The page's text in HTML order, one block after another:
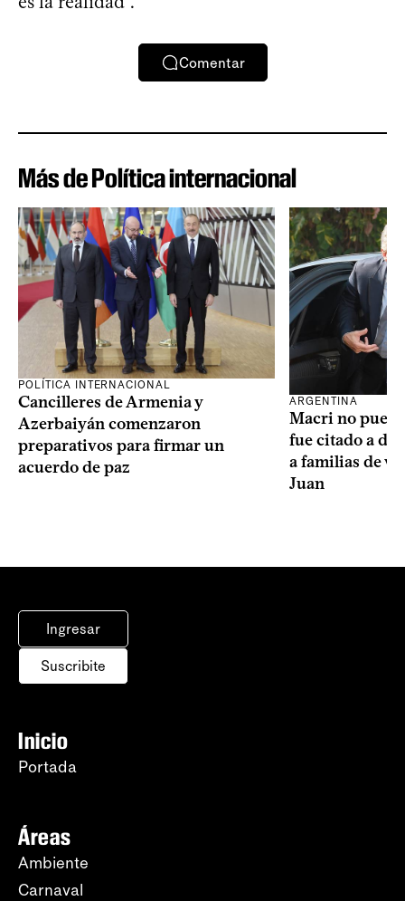
Comentar
Más de Política internacional
POLÍTICA INTERNACIONAL
Cancilleres de Armenia y
Azerbaiyán comenzaron
preparativos para firmar un
acuerdo de paz
ARGENTINA
Macri no
fue citado a
a familias de
Juan
Ingresar
Suscribite
Inicio
Portada
Áreas
Ambiente
Carnaval